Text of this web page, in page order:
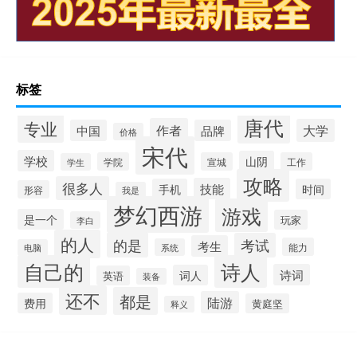
标签
专业 中国 价格 作者 品牌 唐代 大学
学校 学生 学院 宋代 宣城 山阴 工作
形容 很多人 我是 手机 技能 攻略
时间
是一个
李白 梦幻西游 游戏 玩家
电脑 的人 的是 系统 考生 考试 能力
自己的 英语 装备 词人 诗人 诗词
费用 还不 都是 释义 陆游 黄庭坚